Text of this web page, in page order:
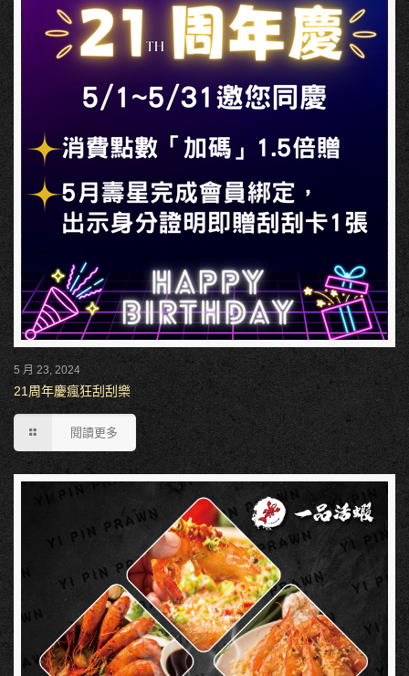
5 月 23, 2024
21周年慶瘋狂刮刮樂
閱讀更多